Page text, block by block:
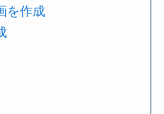
を作成